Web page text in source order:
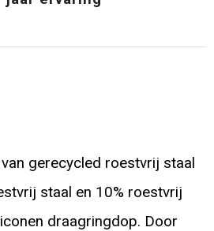
gerecycled roestvrij staal
staal en 10% roestvrij
draagringdop. Door